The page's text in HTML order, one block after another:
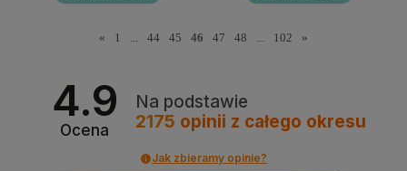
« 1 44 45 46 47 48 102 »
4.9
Ocena
Na podstawie
2175 opinii z całego okresu
Jak zbieramy opinie?